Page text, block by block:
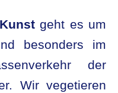
geht es um
besonders im
der
Wir vegetieren